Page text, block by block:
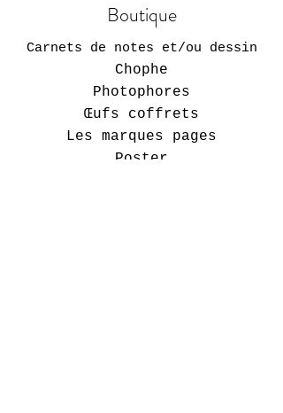
Boutique
Carnets de notes et/ou dessin
Chophe
Photophores
Œufs coffrets
Les marques pages
Poster